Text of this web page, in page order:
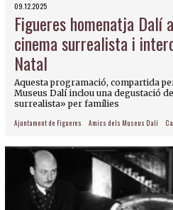
09.12.2025
Figueres homenatja Dalí
cinema surrealista i
Natal
Aquesta programació, compartida
Museus Dalí inclou una degustació
surrealista» per famílies
Ajuntament de Figueres Amics dels Museus Dalí